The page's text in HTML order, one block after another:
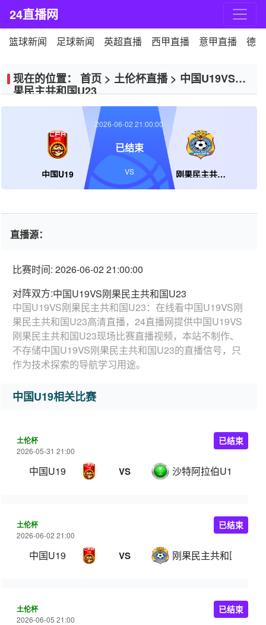
24直播网
篮球新闻 足球新闻 英超直播 西甲直播 意甲直播 德
现在的位置： 首页 > 土伦杯直播> 中国U19VS刚
果民主共和国U23
中国U19 刚果民主共和国U23
2026-06-02 21:00:00
已结束
VS
直播源：
比赛时间: 2026-06-02 21:00:00
对阵双方:中国U19VS刚果民主共和国U23
中国U19VS刚果民主共和国U23：在线看中国U19VS刚
果民主共和国U23高清直播，24直播网提供中国U19VS
刚果民主共和国U23现场比赛直播视频，本站不制作、
不存储中国U19VS刚果民主共和国U23的直播信号，只
作为技术探索的导航学习用途。
中国U19相关比赛
土伦杯
2026-05-31 21:00
中国U19 VS 沙特阿拉伯U19
已结束
土伦杯
2026-06-02 21:00
中国U19 VS 刚果民主共和国U23
已结束
土伦杯
2026-06-05 21:00
已结束